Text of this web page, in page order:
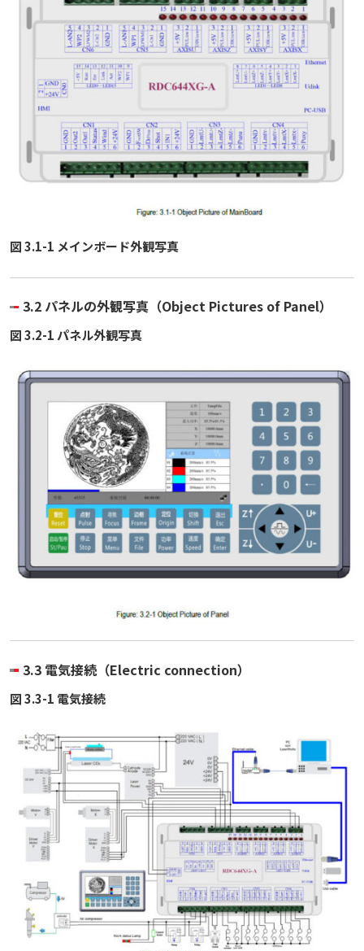
図 3.1-1 メインボード外観写真
3.2 パネルの外観写真（Object Pictures of Panel）
図 3.2-1 パネル外観写真
3.3 電気接続（Electric connection）
図 3.3-1 電気接続